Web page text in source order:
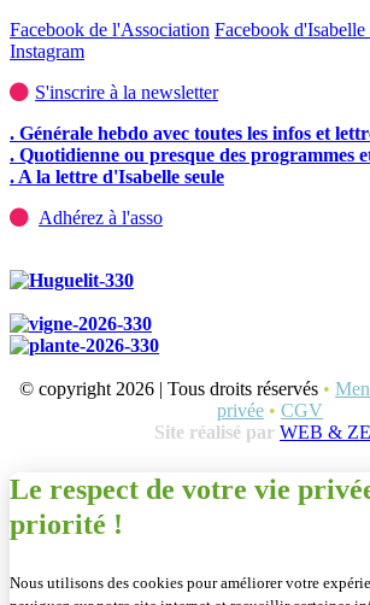
Facebook de l'Association Facebook
Instagram
S'inscrire à la newsletter
. Générale hebdo avec toutes les infos et
. Quotidienne ou presque des programmes
. A la lettre d'Isabelle seule
Adhérez à l'asso
© copyright 2026 | Tous droits réservés •
privée • CGV
Site réalisé par WEB &
Le respect de votre vie
priorité !
Nous utilisons des cookies pour améliorer votre